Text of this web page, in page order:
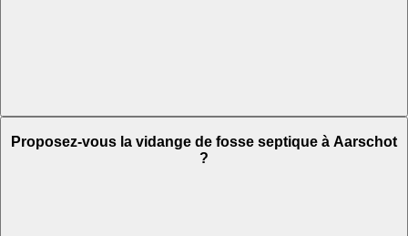
Proposez-vous la vidange de fosse septique à Aarschot
?